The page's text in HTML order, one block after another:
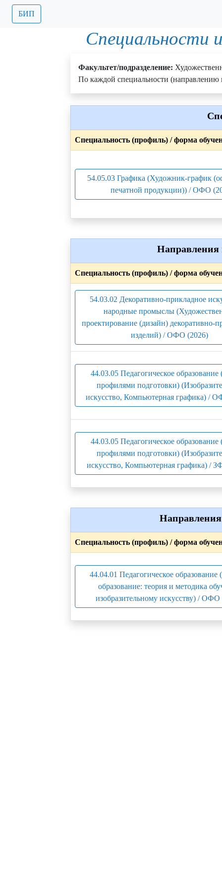
БИП
Специальности
Факультет/подразделение:
По каждой специальности (направлению
Специальность (профиль) / форма
54.05.03 Графика (Художник-график
печатной продукции)) / ОФО
Направления
Специальность (профиль) / форма
54.03.02 Декоративно-прикладное
народные промыслы
проектирование (дизайн) декоративно-
изделий) / ОФО (2026)
44.03.05 Педагогическое образование
профилями подготовки)
искусство, Компьютерная графика) /
44.03.05 Педагогическое образование
профилями подготовки)
искусство, Компьютерная графика) /
Направления
Специальность (профиль) / форма
44.04.01 Педагогическое
образование: теория и методика
изобразительному искусству) / ОФО